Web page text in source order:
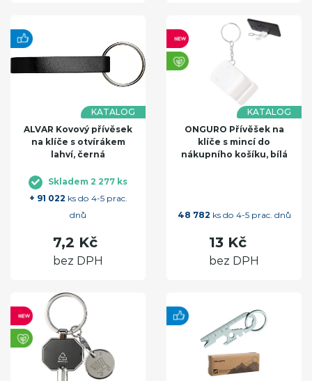
KATALOG
ALVAR Kovový přívěsek
na klíče s otvírákem
lahví, černá
Skladem 2 277 ks
+ 91 022 ks do 4-5 prac.
dnů
7,2 Kč
bez DPH
KATALOG
ONGURO Přívěšek na
klíče s mincí do
nákupního košíku, bílá
48 782 ks do 4-5 prac. dnů
13 Kč
bez DPH